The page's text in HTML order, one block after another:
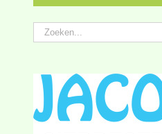
Zoeken
naar: